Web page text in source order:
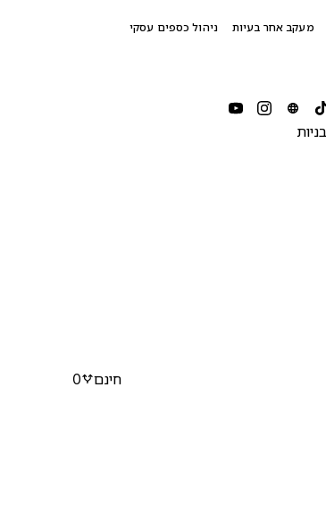
מעקב אחר בעיות ניהול כספים עסקי
חינם 0